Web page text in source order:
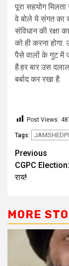
पूरा सहयोग मिलता
वे बोले ये संगत का
संविधान की रक्षा
को ही करना
पैसे वालों के गुट में
है.हर बार उस
बर्बाद कर रखा है.
Post Views:
Tags:
Previous
CGPC
राय!
MORE